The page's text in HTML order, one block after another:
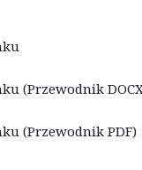
(Przewodnik
(Przewodnik PDF)